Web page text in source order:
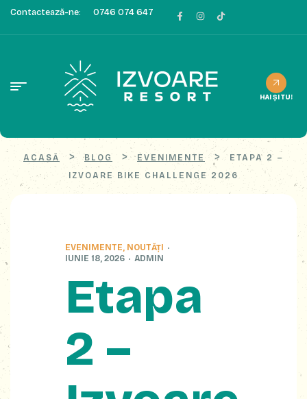
Contactează-ne: 0746 074 647
HAI ȘI TU!
ACASĂ > BLOG > EVENIMENTE >
ETAPA 2 –
IZVOARE BIKE CHALLENGE 2026
EVENIMENTE, NOUTĂȚI
IUNIE 18, 2026
ADMIN
Etapa
2 –